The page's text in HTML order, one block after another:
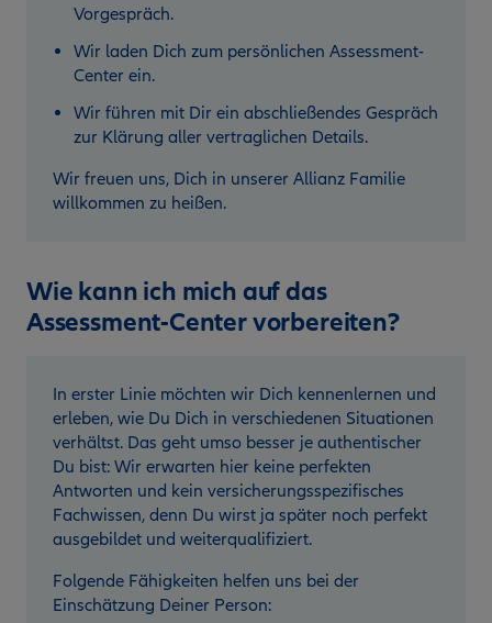
Vorgespräch.
Wir laden Dich zum persönlichen Assessment-
Center ein.
Wir führen mit Dir ein abschließendes Gespräch
zur Klärung aller vertraglichen Details.
Wir freuen uns, Dich in unserer Allianz Familie
willkommen zu heißen.
Wie kann ich mich auf das
Assessment-Center vorbereiten?
In erster Linie möchten wir Dich kennenlernen und
erleben, wie Du Dich in verschiedenen Situationen
verhältst. Das geht umso besser je authentischer
Du bist: Wir erwarten hier keine perfekten
Antworten und kein versicherungsspezifisches
Fachwissen, denn Du wirst ja später noch perfekt
ausgebildet und weiterqualifiziert.
Folgende Fähigkeiten helfen uns bei der
Einschätzung Deiner Person: